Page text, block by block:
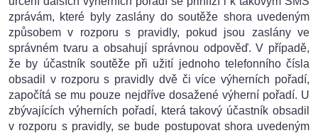
zprávám, které byly zaslány do soutěže shora uvedeným
způsobem v rozporu s pravidly, pokud jsou zaslány ve
správném tvaru a obsahují správnou odpověď. V případě,
že by účastník soutěže při užití jednoho telefonního čísla
obsadil v rozporu s pravidly dvě či více výherních pořadí,
započítá se mu pouze nejdříve dosažené výherní pořadí. U
zbývajících výherních pořadí, která takový účastník obsadil
v rozporu s pravidly, se bude postupovat shora uvedeným